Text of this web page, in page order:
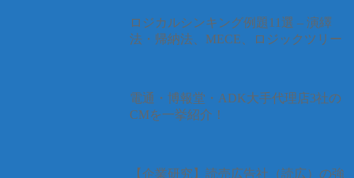
ロジカルシンキング例題11選 – 演繹
法・帰納法、MECE、ロジックツリー
電通・博報堂・ADK大手代理店3社の
CMを一挙紹介！
【企業研究】読売広告社（読広）の強